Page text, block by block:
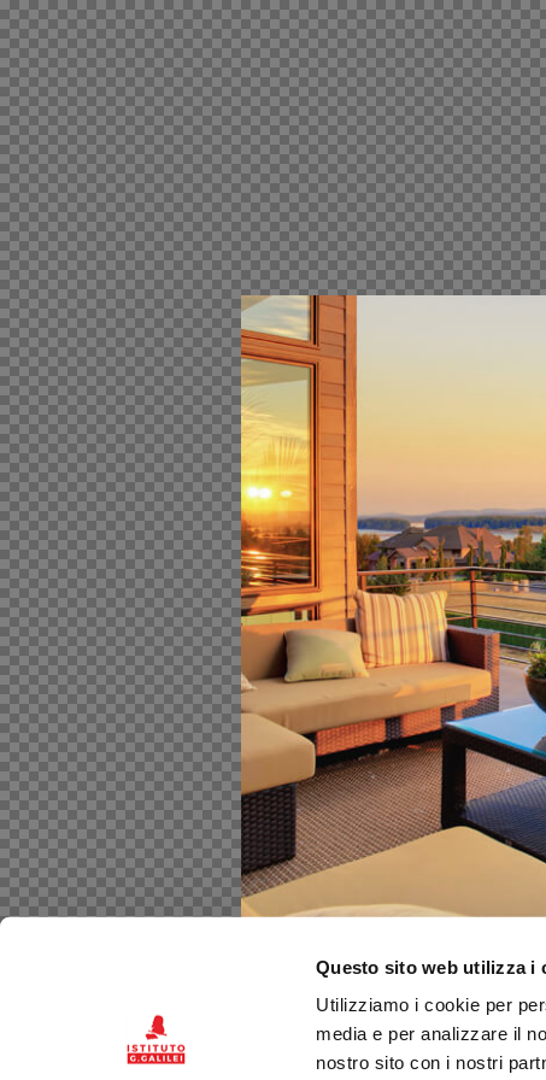
Questo sito web utilizza i
Utilizziamo i cookie per
media e per analizzare il
nostro sito con i nostri